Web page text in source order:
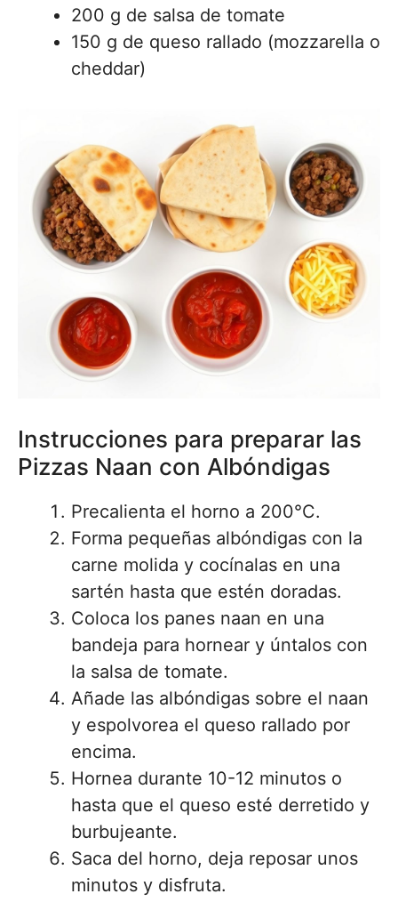
200 g de salsa de tomate
150 g de queso rallado (mozzarella o
cheddar)
Instrucciones para preparar las
Pizzas Naan con Albóndigas
Precalienta el horno a 200°C.
Forma pequeñas albóndigas con la
carne molida y cocínalas en una
sartén hasta que estén doradas.
Coloca los panes naan en una
bandeja para hornear y úntalos con
la salsa de tomate.
Añade las albóndigas sobre el naan
y espolvorea el queso rallado por
encima.
Hornea durante 10-12 minutos o
hasta que el queso esté derretido y
burbujeante.
Saca del horno, deja reposar unos
minutos y disfruta.